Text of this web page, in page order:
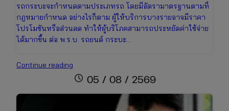
รถกระบะจะกำหนดตามประเภทรถ โดยมีอัตรามาตรฐานตามที่
กฎหมายกำหนด อย่างไรก็ตาม ผู้ให้บริการบางรายอาจมีราคา
โปรโมชันหรือส่วนลด ทำให้ผู้บริโภคสามารถประหยัดค่าใช้จ่าย
ได้มากขึ้น ต่อ พ.ร.บ. รถยนต์ กระบะ…
Continue reading
รถ
schedule 05 / 08 / 2569